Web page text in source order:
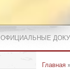
ОФИЦИАЛЬНЫЕ
Главная